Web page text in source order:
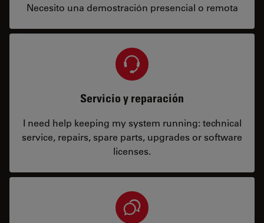
Necesito una demostración presencial o remota
Servicio y reparación
I need help keeping my system running: technical
service, repairs, spare parts, upgrades or software
licenses.